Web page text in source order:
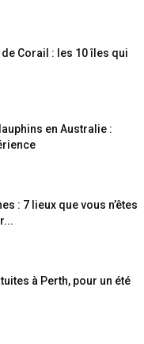
Corail : les 10 îles qui
en Australie :
: 7 lieux que vous n’êtes
à Perth, pour un été